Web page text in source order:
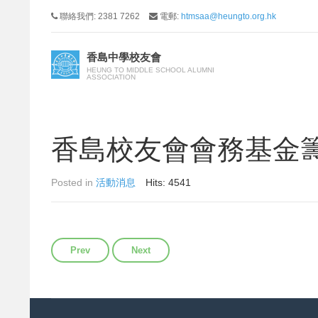
聯絡我們: 2381 7262 電郵: htmsaa@heungto.org.hk
香島中學校友會
HEUNG TO MIDDLE SCHOOL ALUMNI
ASSOCIATION
香島校友會會務基金
Posted in 活動消息 Hits: 4541
Previous article: 步行籌款表格
Prev Next article: 第18屆回歸盃乒乓球邀請賽
Next